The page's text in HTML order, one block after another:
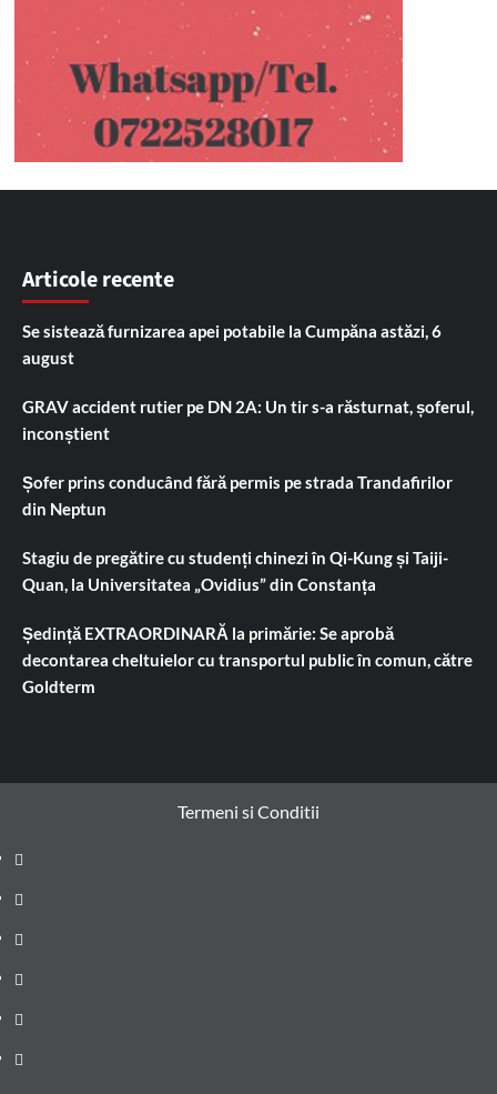
Articole recente
Se sistează furnizarea apei potabile la Cumpăna astăzi, 6
august
GRAV accident rutier pe DN 2A: Un tir s-a răsturnat, șoferul,
inconștient
Șofer prins conducând fără permis pe strada Trandafirilor
din Neptun
Stagiu de pregătire cu studenți chinezi în Qi-Kung și Taiji-
Quan, la Universitatea „Ovidius” din Constanța
Ședință EXTRAORDINARĂ la primărie: Se aprobă
decontarea cheltuielor cu transportul public în comun, către
Goldterm
Termeni si Conditii
Prima
pagină
Știri
de
ultima
Administrație
locală
Actualitate
Justiție
Cultura